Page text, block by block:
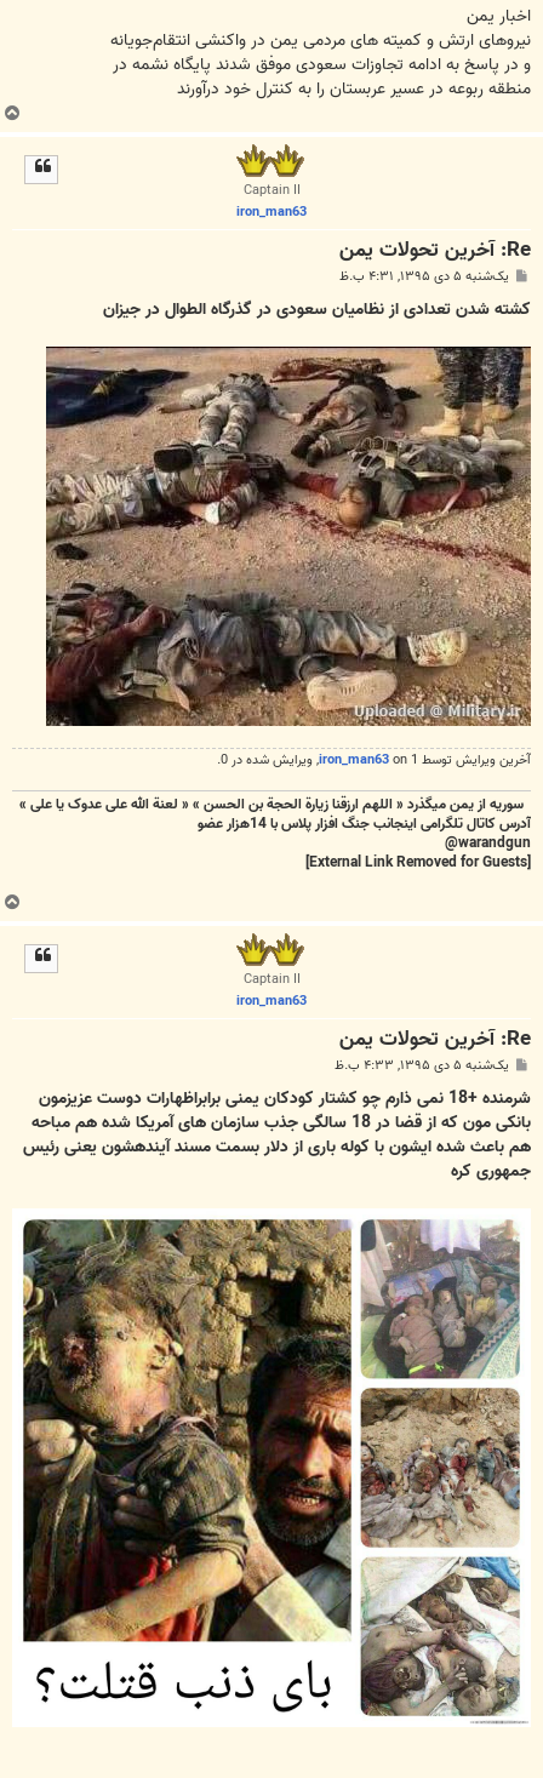
ت
اخبار یمن
نیروهای ارتش و کمیته های مردمی یمن در واکنشی انتقام‌جویانه
و در پاسخ به ادامه تجاوزات سعودی موفق شدند پایگاه نشمه در
منطقه ربوعه در عسیر عربستان را به کنترل خود درآورند
ب
ا
Captain II
iron_man63
Re: آخرین تحولات یمن
پ
ت
یک‌شنبه ۵ دی ۱۳۹۵, ۴:۳۱ ب.ظ
کشته شدن تعدادی از نظامیان سعودی در گذرگاه الطوال در جیزان
آخرین ويرايش توسط 1 on iron_man63, ويرايش شده در 0.
سوریه از یمن میگذرد « اللهم ارزقنا زيارة الحجة بن الحسن » « لعنة الله علی عدوک یا علی »
آدرس کاتال تلگرامی اینجانب جنگ افزار پلاس با 14هزار عضو
warandgun@
ب
ا
Captain II
iron_man63
Re: آخرین تحولات یمن
پ
ت
یک‌شنبه ۵ دی ۱۳۹۵, ۴:۳۳ ب.ظ
شرمنده +18 نمی ذارم چو کشتار کودکان یمنی برابراظهارات دوست عزیزمون
بانکی مون که از قضا در 18 سالگی جذب سازمان های آمریکا شده هم مباحه
هم باعث شده ایشون با کوله باری از دلار بسمت مسند آیندهشون یعنی رئیس
جمهوری کره